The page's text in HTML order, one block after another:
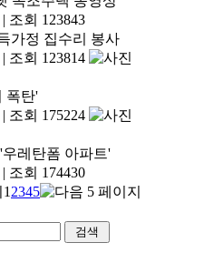
| 조회 123843
가정 집수리 봉사
| 조회 123814
폭탄'
| 조회 175224
레탄폼 아파트'
| 조회 174430
1 2345